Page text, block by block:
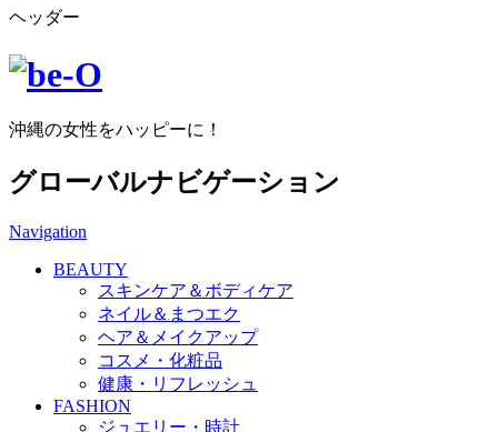
ヘッダー
沖縄の女性をハッピーに！
グローバルナビゲーション
Navigation
BEAUTY
スキンケア＆ボディケア
ネイル＆まつエク
ヘア＆メイクアップ
コスメ・化粧品
健康・リフレッシュ
FASHION
ジュエリー・時計